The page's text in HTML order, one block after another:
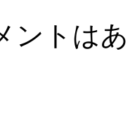
ントは